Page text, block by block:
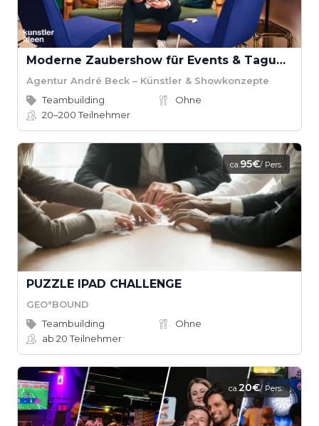
Moderne Zaubershow für Events & Tagungen
Agentur André Beck – Künstler & Showkonzepte
Teambuilding
Ohne
20–200Teilnehmer
ca.95€/ Pers.
PUZZLE IPAD CHALLENGE
GEO°BOUND
Teambuilding
Ohne
ab 20Teilnehmer
ca.20€/ Pers.